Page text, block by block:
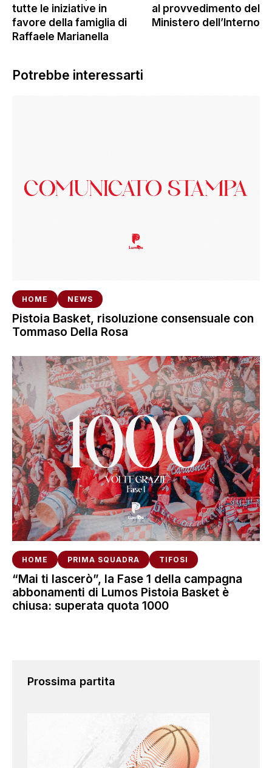
tutte le iniziative in
favore della famiglia di
Raffaele Marianella
al provvedimento del
Ministero dell’Interno
Potrebbe interessarti
HOME NEWS
Pistoia Basket, risoluzione consensuale con
Tommaso Della Rosa
HOME PRIMA SQUADRA TIFOSI
“Mai ti lascerò”, la Fase 1 della campagna
abbonamenti di Lumos Pistoia Basket è
chiusa: superata quota 1000
Prossima partita